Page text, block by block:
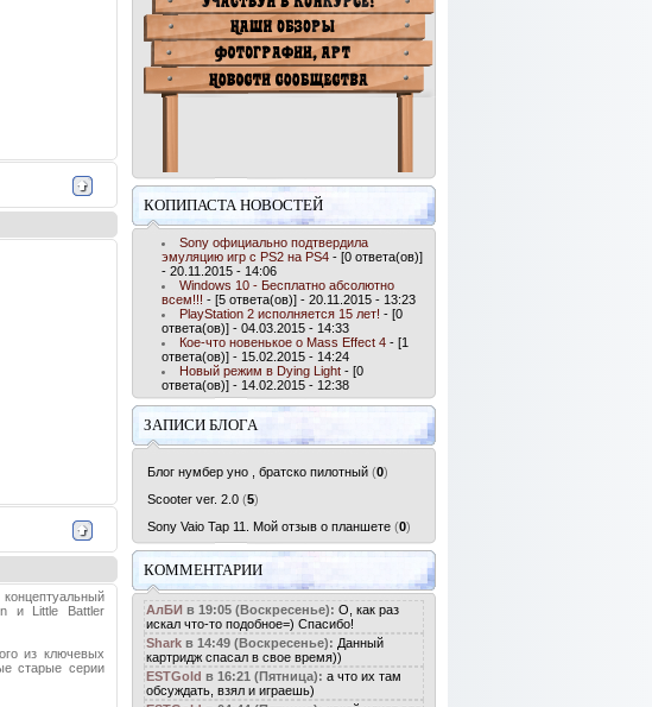
и Little Battler
из ключевых
старые серии
КОПИПАСТА НОВОСТЕЙ
Sony официально подтвердила
эмуляцию игр с PS2 на PS4 - [0 ответа(ов)]
- 20.11.2015 - 14:06
Windows 10 - Бесплатно абсолютно
всем!!! - [5 ответа(ов)] - 20.11.2015 - 13:23
PlayStation 2 исполняется 15 лет! - [0
ответа(ов)] - 04.03.2015 - 14:33
Кое-что новенькое о Mass Effect 4 - [1
ответа(ов)] - 15.02.2015 - 14:24
Новый режим в Dying Light - [0
ответа(ов)] - 14.02.2015 - 12:38
ЗАПИСИ БЛОГА
Блог нумбер уно , братско пилотный (0)
Scooter ver. 2.0 (5)
Sony Vaio Tap 11. Мой отзыв о планшете (0)
КОММЕНТАРИИ
АлБИ в 19:05 (Воскресенье): О, как раз
искал что-то подобное=) Спасибо!
Shark в 14:49 (Воскресенье): Данный
картридж спасал в свое время))
ESTGold в 16:21 (Пятница): а что их там
обсуждать, взял и играешь)